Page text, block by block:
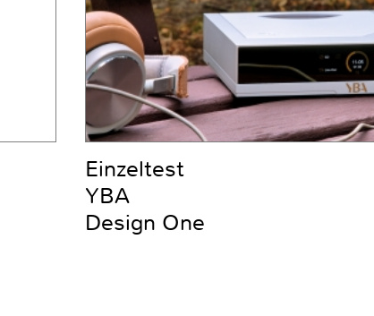
Einzeltest
YBA
Design One